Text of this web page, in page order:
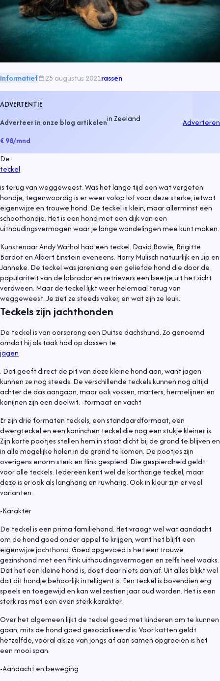
Informatief 25 augustus 2021rassen
ADVERTENTIE
Adverteer in onze blog artikeleninZeeland
€ 98/mnd
Adverteren
De
teckel
is terug van weggeweest. Was het lange tijd een wat vergeten
hondje, tegenwoordig is er weer volop lof voor deze sterke, ietwat
eigenwijze en trouwe hond. De teckel is klein, maar allerminst een
schoothondje. Het is een hond met een dijk van een
uithoudingsvermogen waar je lange wandelingen mee kunt maken.
Kunstenaar Andy Warhol had een teckel. David Bowie, Brigitte
Bardot en Albert Einstein eveneens. Harry Mulisch natuurlijk en Jip en
Janneke. De teckel was jarenlang een geliefde hond die door de
populariteit van de labrador en retrievers een beetje uit het zicht
verdween. Maar de teckel lijkt weer helemaal terug van
weggeweest. Je ziet ze steeds vaker, en wat zijn ze leuk.
Teckels zijn jachthonden
De teckel is van oorsprong een Duitse dachshund. Zo genoemd
omdat hij als taak had op dassen te
jagen
. Dat geeft direct de pit van deze kleine hond aan, want jagen
kunnen ze nog steeds. De verschillende teckels kunnen nog altijd
achter de das aangaan, maar ook vossen, marters, hermelijnen en
konijnen zijn een doelwit. -Formaat en vacht
Er zijn drie formaten teckels, een standaardformaat, een
dwergteckel en een kaninchen teckel die nog een stukje kleiner is.
Zijn korte pootjes stellen hem in staat dicht bij de grond te blijven en
in alle mogelijke holen in de grond te komen. De pootjes zijn
overigens enorm sterk en flink gespierd. Die gespierdheid geldt
voor alle teckels. Iedereen kent wel de kortharige teckel, maar
deze is er ook als langharig en ruwharig. Ook in kleur zijn er veel
varianten.
-Karakter
De teckel is een prima familiehond. Het vraagt wel wat aandacht
om de hond goed onder appel te krijgen, want het blijft een
eigenwijze jachthond. Goed opgevoed is het een trouwe
gezinshond met een flink uithoudingsvermogen en zelfs heel waaks.
Dat het een kleine hond is, doet daar niets aan af. Uit alles blijkt wel
dat dit hondje behoorlijk intelligent is. Een teckel is bovendien erg
speels en toegewijd en kan wel zestien jaar oud worden. Het is een
sterk ras met een even sterk karakter.
Over het algemeen lijkt de teckel goed met kinderen om te kunnen
gaan, mits de hond goed gesocialiseerd is. Voor katten geldt
hetzelfde, vooral als ze van jongs af aan samen opgroeien is het
een mooi span.
-Aandacht en beweging